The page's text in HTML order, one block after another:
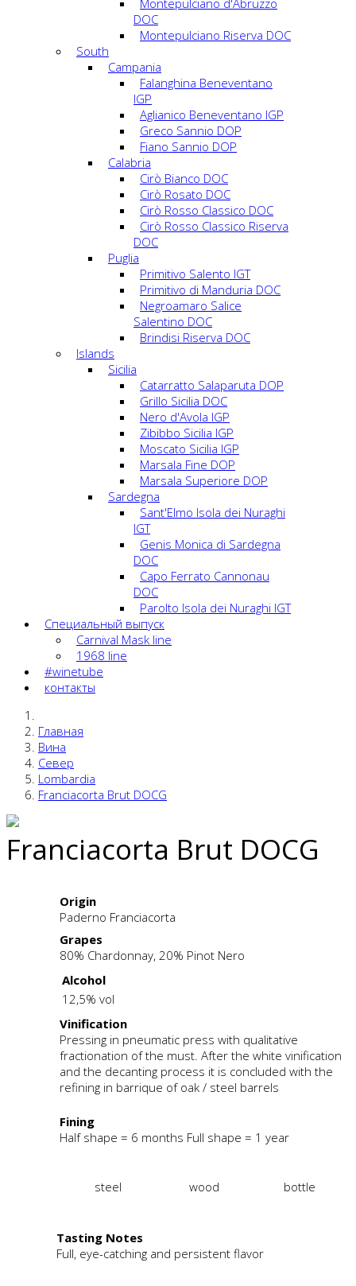
Montepulciano d'Abruzzo
DOC
Montepulciano Riserva DOC
South
Campania
Falanghina Beneventano
IGP
Aglianico Beneventano IGP
Greco Sannio DOP
Fiano Sannio DOP
Calabria
Cirò Bianco DOC
Cirò Rosato DOC
Cirò Rosso Classico DOC
Cirò Rosso Classico Riserva
DOC
Puglia
Primitivo Salento IGT
Primitivo di Manduria DOC
Negroamaro Salice
Salentino DOC
Brindisi Riserva DOC
Islands
Sicilia
Catarratto Salaparuta DOP
Grillo Sicilia DOC
Nero d'Avola IGP
Zibibbo Sicilia IGP
Moscato Sicilia IGP
Marsala Fine DOP
Marsala Superiore DOP
Sardegna
Sant'Elmo Isola dei Nuraghi
IGT
Genis Monica di Sardegna
DOC
Capo Ferrato Cannonau
DOC
Parolto Isola dei Nuraghi IGT
Специальный выпуск
Carnival Mask line
1968 line
#winetube
контакты
Главная
Вина
Cевер
Lombardia
Franciacorta Brut DOCG
Franciacorta Brut DOCG
Origin
Paderno Franciacorta
Grapes
80% Chardonnay, 20% Pinot Nero
Alcohol
12,5% vol
Vinification
Pressing in pneumatic press with qualitative
fractionation of the must. After the white vinification
and the decanting process it is concluded with the
refining in barrique of oak / steel barrels
Fining
Half shape = 6 months Full shape = 1 year
steel wood bottle
Tasting Notes
Full, eye-catching and persistent flavor